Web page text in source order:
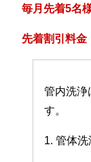
毎月先着5名
先着割引料金
管内洗浄
す。
1. 管体洗